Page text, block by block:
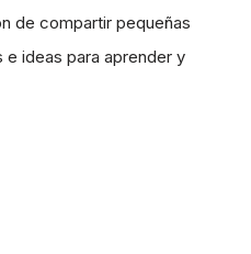
de compartir pequeñas
ideas para aprender y